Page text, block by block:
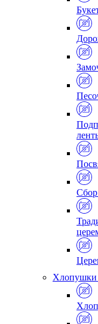
Сбор
Хлопушки